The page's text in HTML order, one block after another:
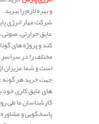
و بهره لازم را ببرید.
شرکت مهار انرژی
عایق حرارتی،
کند و پروژه های
مختلف را در سراسر
است و شما عزیزان
جهت خرید هر گونه
های عایق کاری خود
کارشناسان ما طی
پاسخگویی و